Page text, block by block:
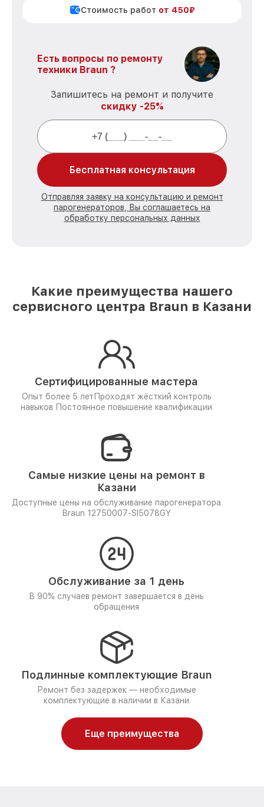
Стоимость работ от 450₽
Есть вопросы по ремонту
техники Braun ?
Запишитесь на ремонт и получите
скидку -25%
Бесплатная консультация
Отправляя заявку на консультацию и ремонт
парогенераторов, Вы соглашаетесь на
обработку персональных данных
Какие преимущества нашего
сервисного центра Braun в Казани
Сертифицированные мастера
Опыт более 5 лет Проходят жёсткий контроль
навыков Постоянное повышение квалификации
Самые низкие цены на ремонт в
Казани
Доступные цены на обслуживание парогенератора
Braun 12750007-SI5078GY
Обслуживание за 1 день
В 90% случаев ремонт завершается в день
обращения
Подлинные комплектующие Braun
Ремонт без задержек — необходимые
комплектующие в наличии в Казани
Еще преимущества